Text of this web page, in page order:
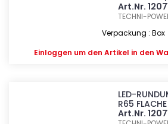
Art.Nr.
TECHNI-
Verpackung : Box
Einloggen um den Artikel in den
LED-
R65
Art.Nr.